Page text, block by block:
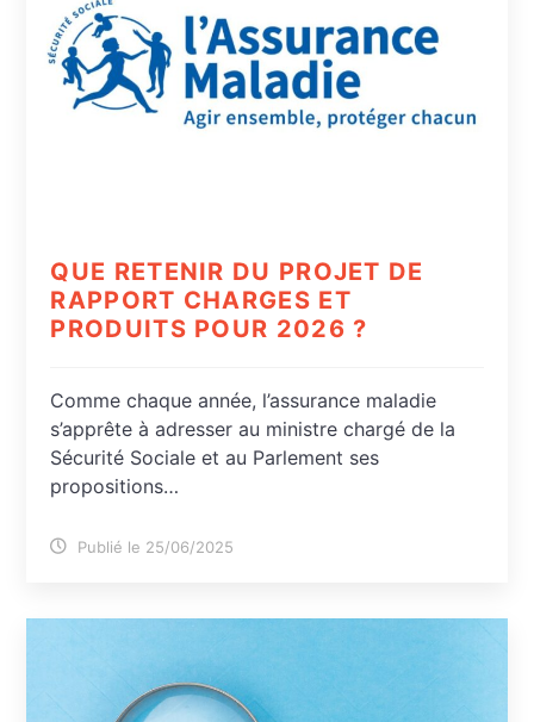
QUE RETENIR DU PROJET DE
RAPPORT CHARGES ET
PRODUITS POUR 2026 ?
Comme chaque année, l’assurance maladie
s’apprête à adresser au ministre chargé de la
Sécurité Sociale et au Parlement ses
propositions…
Publié le 25/06/2025